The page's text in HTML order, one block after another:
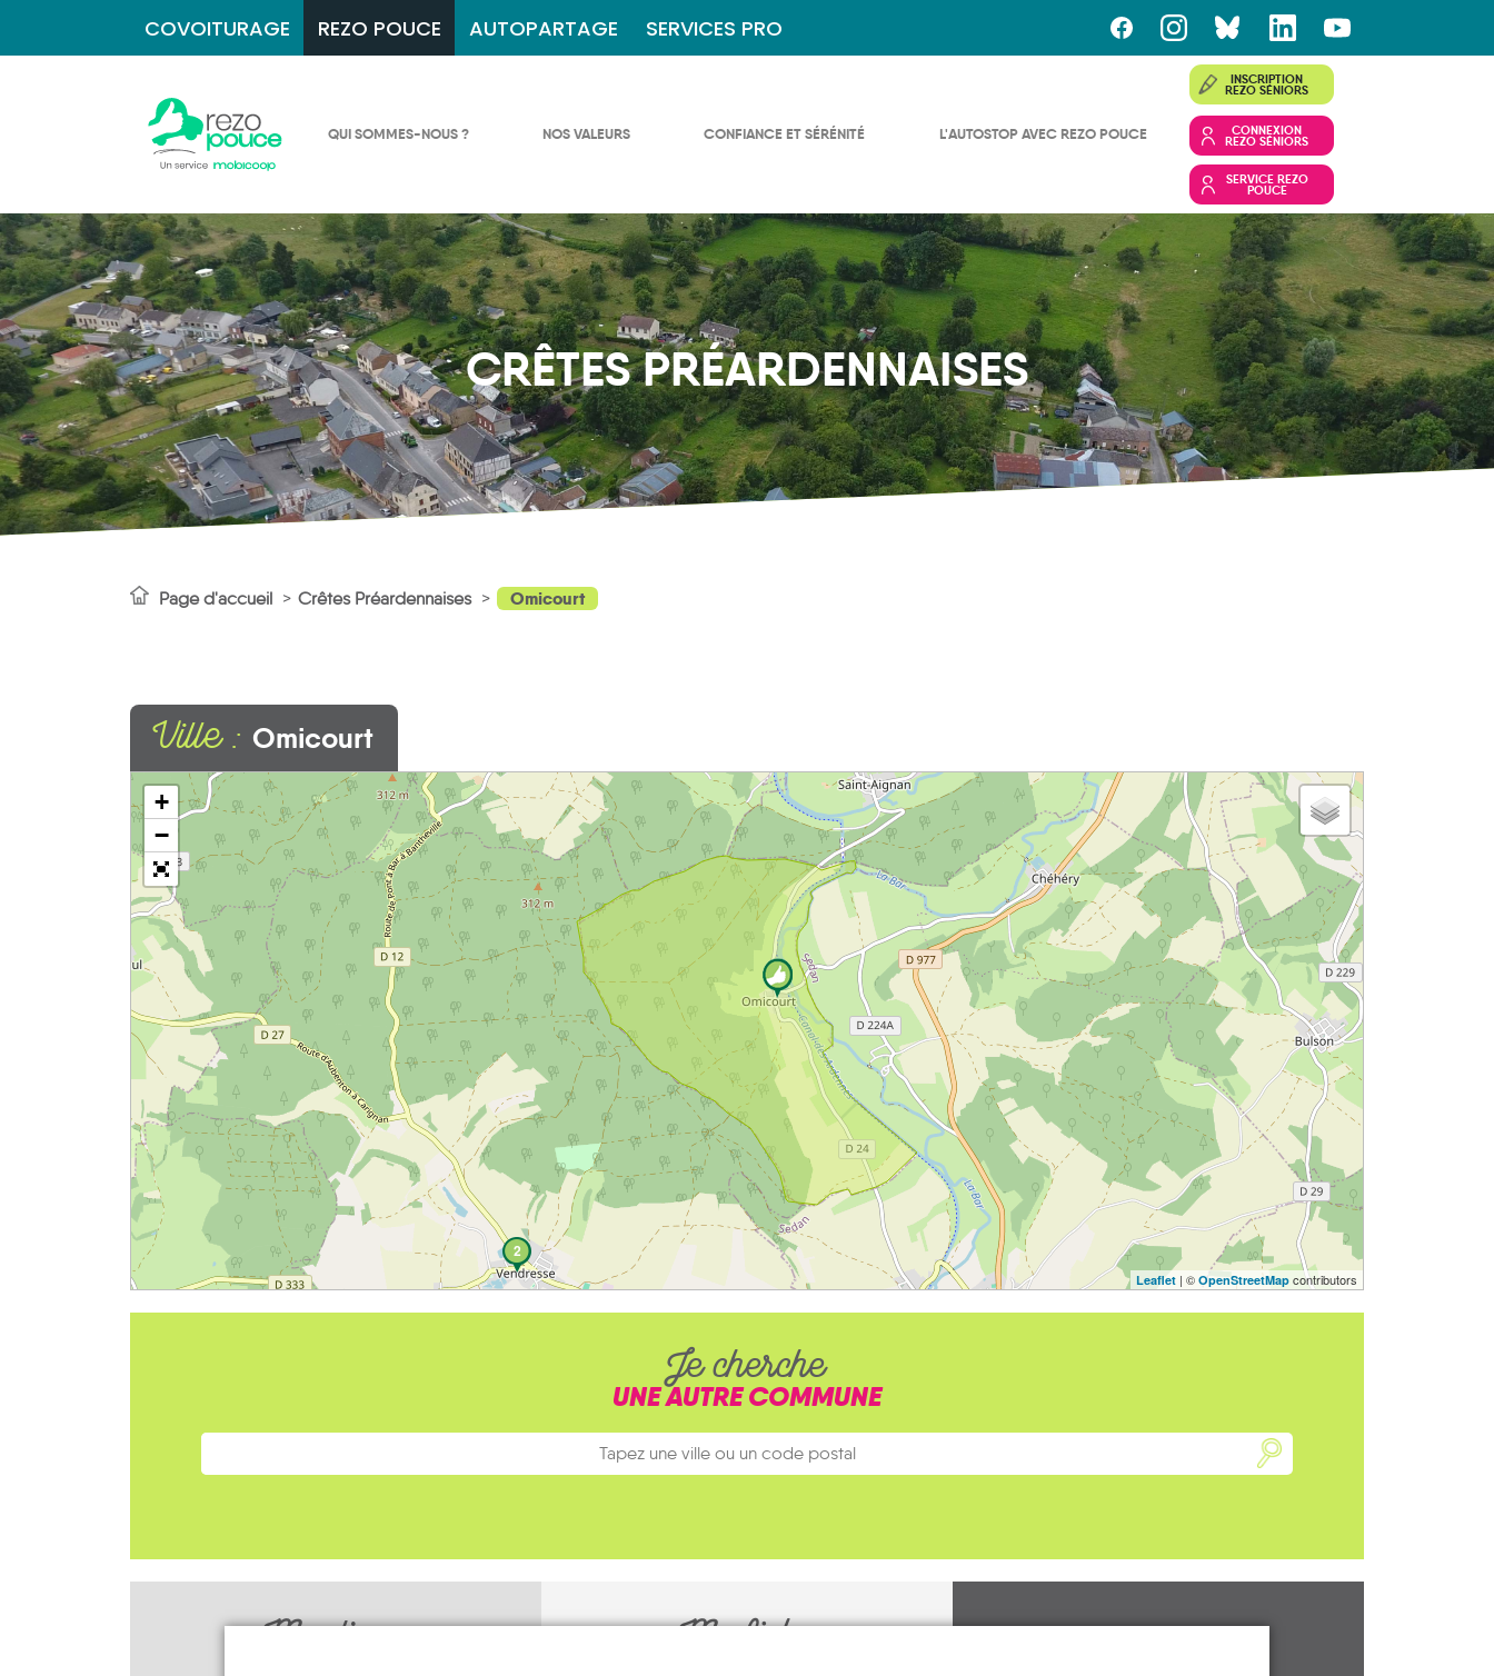
COVOITURAGE REZO POUCE AUTOPARTAGE SERVICES PRO
QUI SOMMES-NOUS ? NOS VALEURS CONFIANCE ET SÉRÉNITÉ L'AUTOSTOP AVEC REZO POUCE
INSCRIPTION
REZO SÉNIORS
CONNEXION
REZO SÉNIORS
SERVICE REZO
POUCE
CRÊTES PRÉARDENNAISES
Page d'accueil Crêtes Préardennaises Omicourt
Ville : Omicourt
2
+
−
Leaflet | © OpenStreetMap contributors
Je cherche
UNE AUTRE COMMUNE
Mes lieux Ma fiche